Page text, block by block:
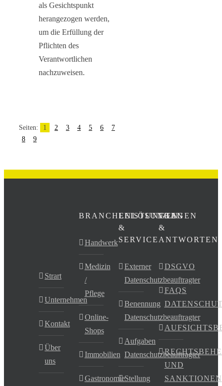
als Gesichtspunkt
herangezogen werden,
um die Erfüllung der
Pflichten des
Verantwortlichen
nachzuweisen.
Seiten: 1 2 3 4 5 6
7
8
9
Strart
Unternehmen
Kontakt
Über
uns
BRANCHENLÖSUNGEN
Handwerk
Medizin
/
Pflege
Online-
Shops
Immobilien
Gastronomie
LEISTUNGEN
&
SERVICE
Externer
Datenschutzbeauftragter
Benennung
Datenschutzbeauftragter
Aufgaben
Datenschutzbeauftragter
Stellung
FRAGEN
&
ANTWORTEN
DSGVO
FAQS
UND
SANKTIONEN